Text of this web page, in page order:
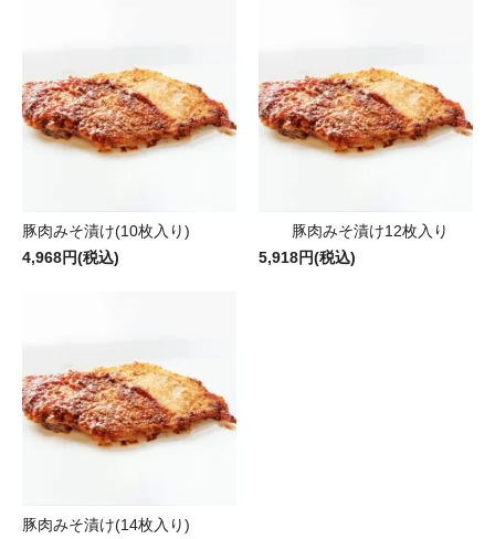
豚肉みそ漬け(10枚入り)
4,968円(税込)
豚肉みそ漬け12枚入り
5,918円(税込)
豚肉みそ漬け(14枚入り)